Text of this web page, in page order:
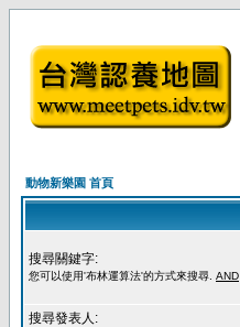
動物新樂園 首頁
搜尋關鍵字:
您可以使用'布林運算法'的方式來搜尋. AND
搜尋發表人: